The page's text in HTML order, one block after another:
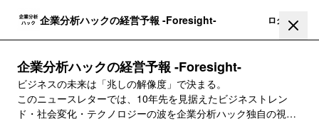
企業分析ハックの経営予報 -Foresight- ログイン
企業分析ハックの経営予報 -Foresight-
ビジネスの未来は「兆しの解像度」で決まる。
このニュースレターでは、10年先を見据えたビジネストレン
ド・社会変化・テクノロジーの波を企業分析ハック独自の視点